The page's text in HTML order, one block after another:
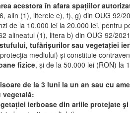
acestora în afara spațiilor
alin (1), literele e), f), g) din OUG 92/
de la 10.000 lei la 20.000 lei, pentru
alineatul (1), litera b) din OUG 92/
tufărișurilor sau vegetației
mediului) și constituie
fizice, și de la 50.000 lei (RON) la
de la 3 luni la un an sau cu
vegetală:
ierboase din ariile protejate